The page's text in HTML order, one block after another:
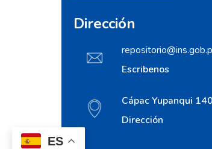
ES
Dirección
Escribenos
Cápac Yupanqui
Dirección